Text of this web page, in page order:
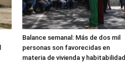
Balance semanal: Más de dos mil
personas son favorecidas en
materia de vivienda y habitabilidad